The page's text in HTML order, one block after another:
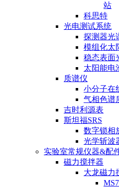
站
科思特
光电测试系统
探测器光
模组化太
稳态表面
太阳能电
质谱仪
小分子在
气相色谱
吉时利源表
斯坦福SRS
数字锁相
光学斩波
实验室常规仪器&配
磁力搅拌器
大龙磁力